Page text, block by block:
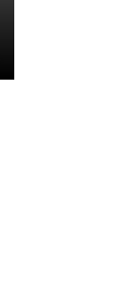
nước ngoài
triển Hệ thống
thực hiện dự toán